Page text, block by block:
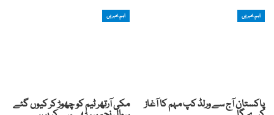
اہم خبریں
پاکستان آج سے ورلڈ کپ مہم کا آغاز
اہم خبریں
مکی آرتھر ٹیم کو چھوڑ کر کیوں گئے